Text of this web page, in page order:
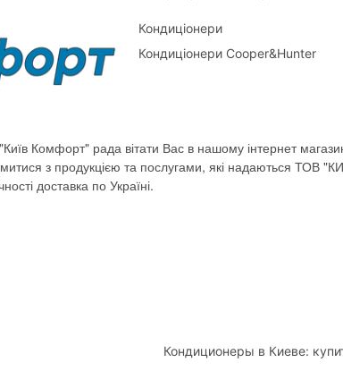
Кондиціонери
Кондиціонери Cooper&Hunter
Комфорт" рада вітати Вас в нашому інтернет
з продукцією та послугами, які надаються ТОВ
доставка по Україні.
Кондиционеры в Киеве: